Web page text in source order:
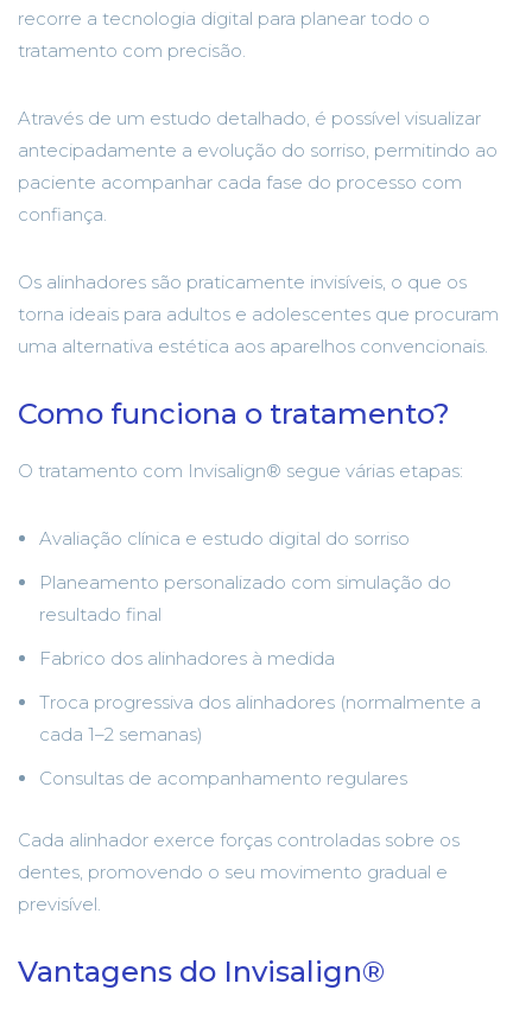
recorre a tecnologia digital para planear todo o
tratamento com precisão.
Através de um estudo detalhado, é possível visualizar
antecipadamente a evolução do sorriso, permitindo ao
paciente acompanhar cada fase do processo com
confiança.
Os alinhadores são praticamente invisíveis, o que os
torna ideais para adultos e adolescentes que procuram
uma alternativa estética aos aparelhos convencionais.
Como funciona o tratamento?
O tratamento com Invisalign® segue várias etapas:
Avaliação clínica e estudo digital do sorriso
Planeamento personalizado com simulação do
resultado final
Fabrico dos alinhadores à medida
Troca progressiva dos alinhadores (normalmente a
cada 1–2 semanas)
Consultas de acompanhamento regulares
Cada alinhador exerce forças controladas sobre os
dentes, promovendo o seu movimento gradual e
previsível.
Vantagens do Invisalign®